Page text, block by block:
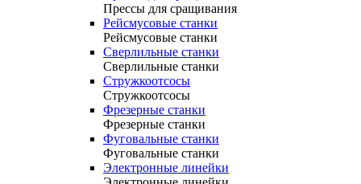
Прессы для сращивания
Рейсмусовые станки
Рейсмусовые станки
Сверлильные станки
Сверлильные станки
Стружкоотсосы
Стружкоотсосы
Фрезерные станки
Фрезерные станки
Фуговальные станки
Фуговальные станки
Электронные линейки